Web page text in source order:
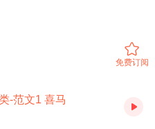
，进入直播课堂就可以看到
230000341940
免费订阅
-范文1 喜马